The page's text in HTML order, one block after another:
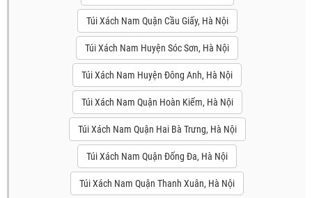
Túi Xách Nam Quận Cầu Giấy, Hà Nội
Túi Xách Nam Huyện Sóc Sơn, Hà Nội
Túi Xách Nam Huyện Đông Anh, Hà Nội
Túi Xách Nam Quận Hoàn Kiếm, Hà Nội
Túi Xách Nam Quận Hai Bà Trưng, Hà Nội
Túi Xách Nam Quận Đống Đa, Hà Nội
Túi Xách Nam Quận Thanh Xuân, Hà Nội